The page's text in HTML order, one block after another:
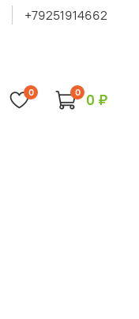
+79251914662
0 0 0 ₽